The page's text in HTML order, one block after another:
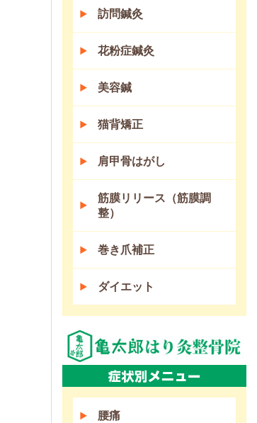
訪問鍼灸
花粉症鍼灸
美容鍼
猫背矯正
肩甲骨はがし
筋膜リリース（筋膜調
整）
巻き爪補正
ダイエット
腰痛